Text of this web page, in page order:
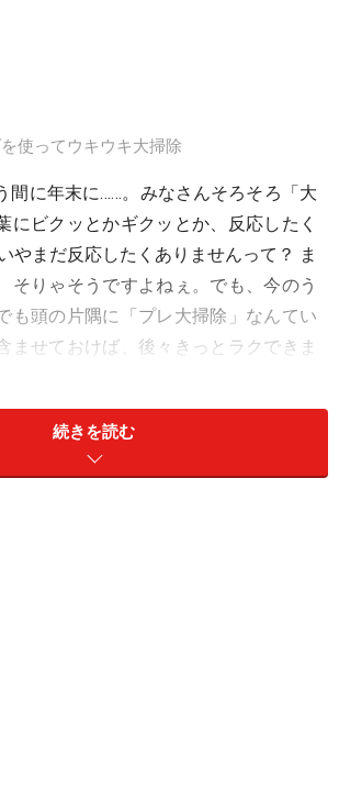
使ってウキウキ大掃除
間に年末に……。みなさんそろそろ 「大
にビクッとかギクッとか、反応したく
やまだ反応したくありませんって？ ま
そりゃそうですよねぇ。でも、今のう
も頭の片隅に 「プレ大掃除」 なんてい
ませておけば、後々きっとラクできま
どんどん忙しくなる年の瀬。クリスマ
ごとの計画がある方だって、少なくな
続きを読む